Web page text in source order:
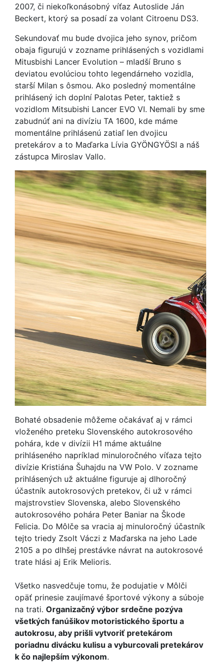
2007, či niekoľkonásobný víťaz Autoslide Ján
Beckert, ktorý sa posadí za volant Citroenu DS3.
Sekundovať mu bude dvojica jeho synov, pričom
obaja figurujú v zozname prihlásených s vozidlami
Mitusbishi Lancer Evolution – mladší Bruno s
deviatou evolúciou tohto legendárneho vozidla,
starší Milan s ôsmou. Ako posledný momentálne
prihlásený ich doplní Palotas Peter, taktiež s
vozidlom Mitsubishi Lancer EVO VI. Nemali by sme
zabudnúť ani na divíziu TA 1600, kde máme
momentálne prihlásenú zatiaľ len dvojicu
pretekárov a to Maďarka Lívia GYÖNGYÖSI a náš
zástupca Miroslav Vallo.
Bohaté obsadenie môžeme očakávať aj v rámci
vloženého preteku Slovenského autokrosového
pohára, kde v divízii H1 máme aktuálne
prihláseného napríklad minuloročného víťaza tejto
divízie Kristiána Šuhajdu na VW Polo. V zozname
prihlásených už aktuálne figuruje aj dlhoročný
účastník autokrosových pretekov, či už v rámci
majstrovstiev Slovenska, alebo Slovenského
autokrosového pohára Peter Baniar na Škode
Felicia. Do Môlče sa vracia aj minuloročný účastník
tejto triedy Zsolt Váczi z Maďarska na jeho Lade
2105 a po dlhšej prestávke návrat na autokrosové
trate hlási aj Erik Melioris.
Všetko nasvedčuje tomu, že podujatie v Môlči
opäť prinesie zaujímavé športové výkony a súboje
na trati. Organizačný výbor srdečne pozýva
všetkých fanúšikov motoristického športu a
autokrosu, aby prišli vytvoriť pretekárom
poriadnu divácku kulisu a vyburcovali pretekárov
k čo najlepším výkonom.